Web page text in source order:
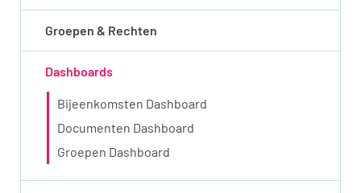
Groepen & Rechten
Dashboards
Bijeenkomsten Dashboard
Documenten Dashboard
Groepen Dashboard